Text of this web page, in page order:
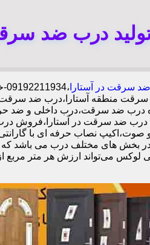
درب ضد
ضد سرقت در آستارا
سرقت منطقه آستارا،درب ضد
درب ضد سرقت،درب داخلی و
ضد سرقت در آستارا،فروش
در بخش های مختلف درب می باشد